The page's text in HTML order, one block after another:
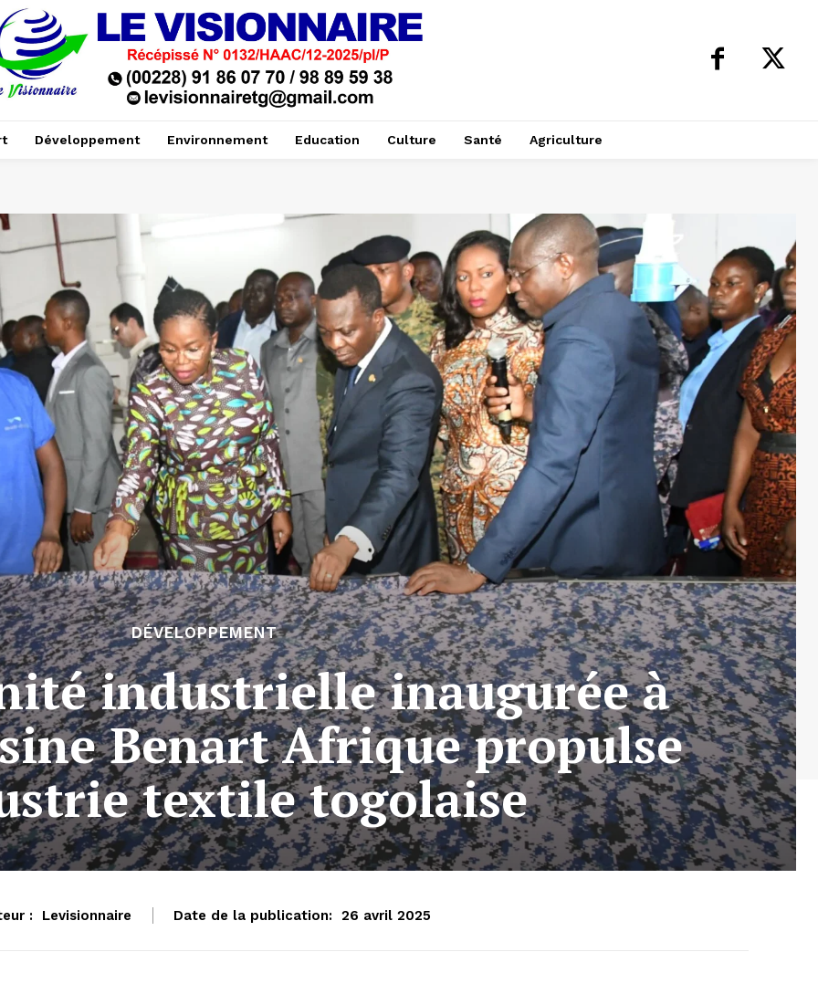
Développement Environnement Education Culture Santé Agriculture
DÉVELOPPEMENT
industrielle inaugurée à
Benart Afrique propulse
textile togolaise
: Levisionnaire Date de la publication: 26 avril 2025